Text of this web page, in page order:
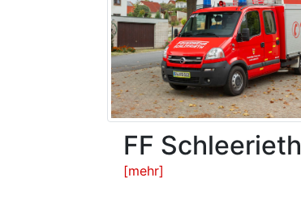
FF Schleerieth
[mehr]